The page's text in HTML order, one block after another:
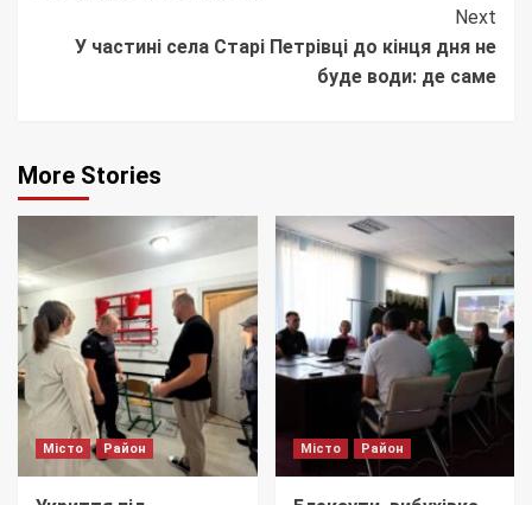
Next
У частині села Старі Петрівці до кінця дня не
буде води: де саме
More Stories
Місто Район Місто Район